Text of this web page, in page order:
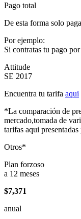
Pago total
De esta forma solo
Por ejemplo:
Si contratas tu pago
Attitude
SE 2017
Encuentra tu tarifa aqui
*La comparación de
mercado,tomada de
tarifas aqui
Otros*
Plan forzoso
a 12 meses
$7,371
anual